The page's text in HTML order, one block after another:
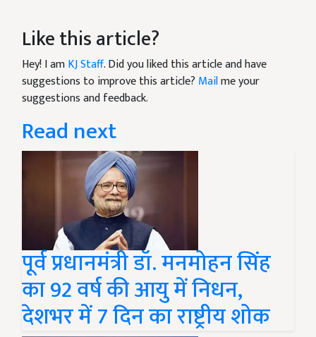
Like this article?
Hey! I amKJ Staff. Did you liked this article and have
suggestions to improve this article? Mailme your
suggestions and feedback.
Read next
पूर्व प्रधानमंत्री डॉ. मनमोहन सिंह
का 92 वर्ष की आयु में निधन,
देशभर में 7 दिन का राष्ट्रीय शोक